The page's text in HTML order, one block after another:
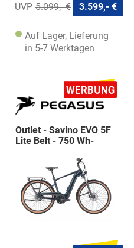
5.099,- € 3.599,- €
Auf Lager, Lieferung
in 5-7 Werktagen
Outlet - Savino EVO 5F
Lite Belt - 750 Wh-